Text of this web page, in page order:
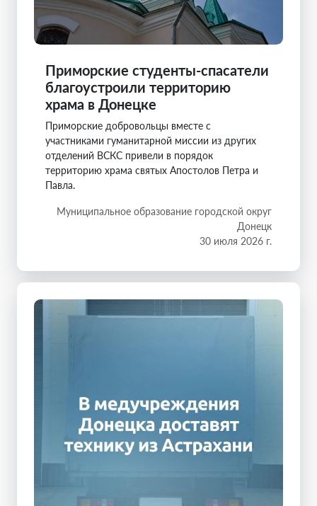
Приморские студенты-спасатели
благоустроили территорию
храма в Донецке
Приморские добровольцы вместе с
участниками гуманитарной миссии из других
отделений ВСКС привели в порядок
территорию храма святых Апостолов Петра и
Павла.
Муниципальное образование городской округ
Донецк
30 июля 2026 г.